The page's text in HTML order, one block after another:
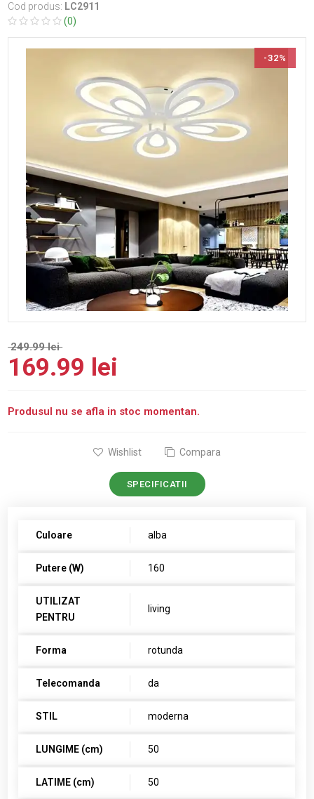
Cod produs: LC2911
(0)
-32%
249.99 lei
169.99 lei
Produsul nu se afla in stoc momentan.
Wishlist Compara
SPECIFICATII
Culoare alba
Putere (W) 160
UTILIZAT
PENTRU
living
Forma rotunda
Telecomanda da
STIL moderna
LUNGIME (cm) 50
LATIME (cm) 50